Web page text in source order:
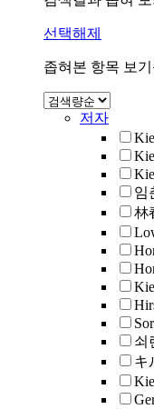
선택해제
좁혀본 항목 보기
저자
임
林
쇠
キ